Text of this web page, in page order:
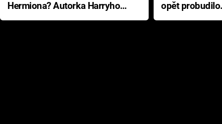
Hermiona? Autorka Harryho
Pottera přišla s ráznou
opět
přichází s